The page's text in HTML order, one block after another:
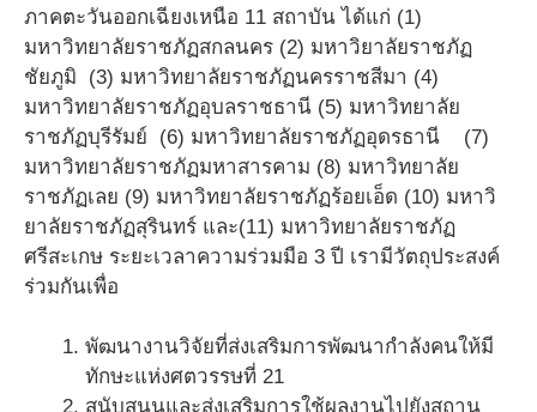
ภาคตะวันออกเฉียงเหนือ 11 สถาบัน ได้แก่ (1)
มหาวิทยาลัยราชภัฏสกลนคร (2) มหาวิยาลัยราชภัฏ
ชัยภูมิ (3) มหาวิทยาลัยราชภัฏนครราชสีมา (4)
มหาวิทยาลัยราชภัฏอุบลราชธานี (5) มหาวิทยาลัย
ราชภัฏบุรีรัมย์ (6) มหาวิทยาลัยราชภัฏอุดรธานี (7)
มหาวิทยาลัยราชภัฏมหาสารคาม (8) มหาวิทยาลัย
ราชภัฏเลย (9) มหาวิทยาลัยราชภัฏร้อยเอ็ด (10) มหาวิ
ยาลัยราชภัฏสุรินทร์ และ(11) มหาวิทยาลัยราชภัฏ
ศรีสะเกษ ระยะเวลาความร่วมมือ 3 ปี เรามีวัตถุประสงค์
ร่วมกันเพื่อ
พัฒนางานวิจัยที่ส่งเสริมการพัฒนากำลังคนให้มี
ทักษะแห่งศตวรรษที่ 21
สนับสนุนและส่งเสริมการใช้ผลงานไปยังสถาน